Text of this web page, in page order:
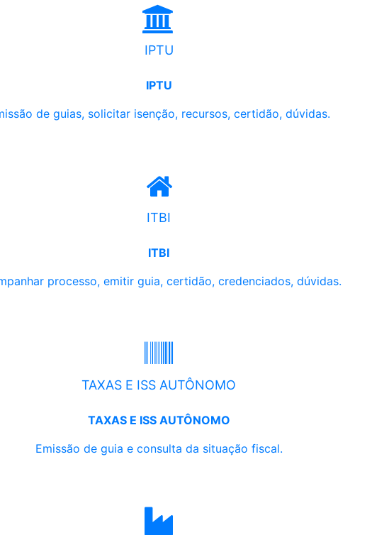
IPTU
IPTU
de guias, solicitar isenção, recursos, certidão, dúvidas.
ITBI
ITBI
processo, emitir guia, certidão, credenciados, dúvidas.
TAXAS E ISS AUTÔNOMO
TAXAS E ISS AUTÔNOMO
Emissão de guia e consulta da situação fiscal.